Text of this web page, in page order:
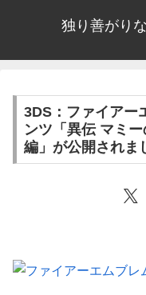
独り善がり
3DS：ファイアー
ンツ「異伝 マミ
編」が公開されま